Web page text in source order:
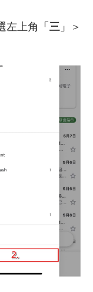
左上角「 三 」＞